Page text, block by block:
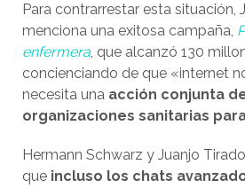
Para contrarrestar esta situación,
menciona una exitosa campaña,
enfermera, que alcanzó 130
concienciando de que «internet
necesita una acción conjunta
organizaciones sanitarias
Hermann Schwarz y Juanjo
que incluso los chats